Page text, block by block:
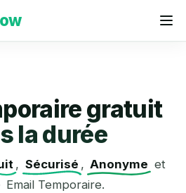
gratuit
la durée
, Sécurisé , Anonyme et
Email Temporaire.